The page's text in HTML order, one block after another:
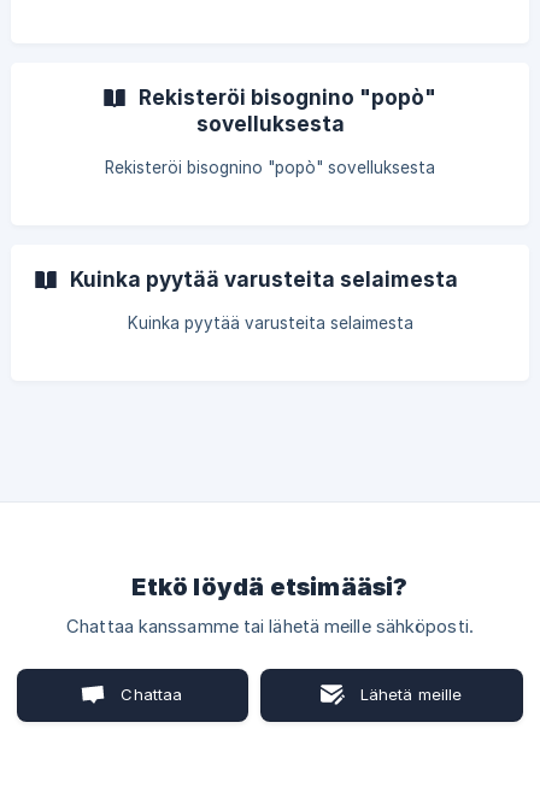
Rekisteröi bisognino "popò"
sovelluksesta
Rekisteröi bisognino "popò" sovelluksesta
Kuinka pyytää varusteita selaimesta
Kuinka pyytää varusteita selaimesta
Etkö löydä etsimääsi?
Chattaa kanssamme tai lähetä meille sähköposti.
Chattaa Lähetä meille